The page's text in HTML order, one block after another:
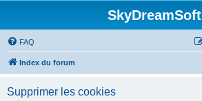
SkyDreamSoft
FAQ
Index du forum
Supprimer les cookies